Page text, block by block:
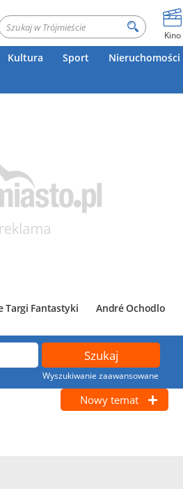
Kino
Kultura Sport Nieruchomości
Targi Fantastyki André Ochodlo
Wyszukiwanie zaawansowane
Nowy temat